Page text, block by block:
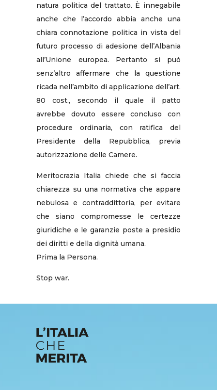
natura politica del trattato. È innegabile
anche che l’accordo abbia anche una
chiara connotazione politica in vista del
futuro processo di adesione dell’Albania
all’Unione europea. Pertanto si può
senz’altro affermare che la questione
ricada nell’ambito di applicazione dell’art.
80 cost., secondo il quale il patto
avrebbe dovuto essere concluso con
procedure ordinaria, con ratifica del
Presidente della Repubblica, previa
autorizzazione delle Camere.
Meritocrazia Italia chiede che si faccia
chiarezza su una normativa che appare
nebulosa e contraddittoria, per evitare
che siano compromesse le certezze
giuridiche e le garanzie poste a presidio
dei diritti e della dignità umana.
Prima la Persona.
Stop war.